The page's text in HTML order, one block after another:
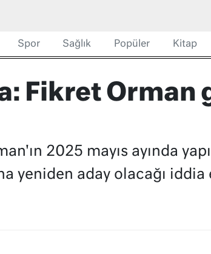
Spor Sağlık Popüler Kitap
Fikret Orman
2025 mayıs ayında
yeniden aday olacağı iddia